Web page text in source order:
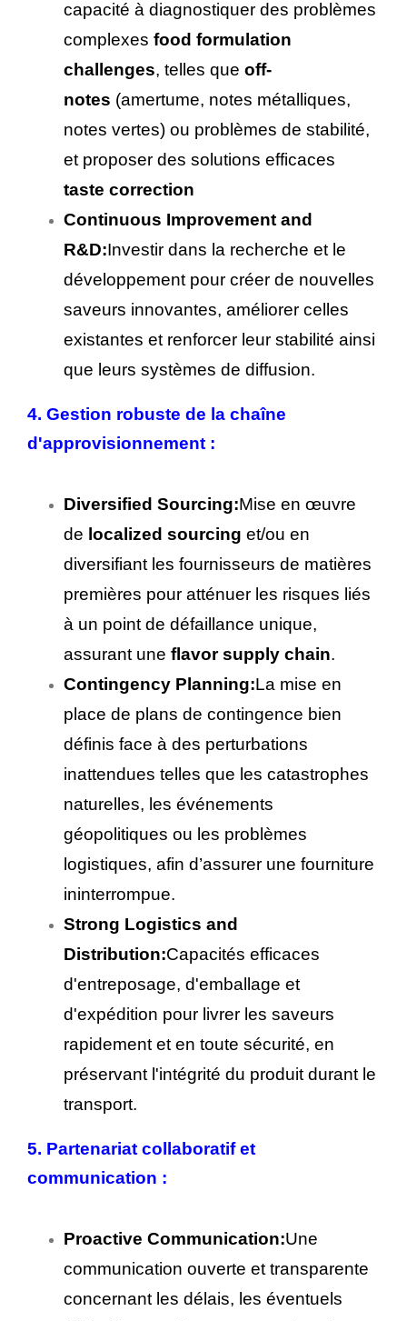
capacité à diagnostiquer des problèmes
complexes food formulation
challenges, telles que off-
notes (amertume, notes métalliques,
notes vertes) ou problèmes de stabilité,
et proposer des solutions efficaces
taste correction
Continuous Improvement and
R&D:Investir dans la recherche et le
développement pour créer de nouvelles
saveurs innovantes, améliorer celles
existantes et renforcer leur stabilité ainsi
que leurs systèmes de diffusion.
4. Gestion robuste de la chaîne
d'approvisionnement :
Diversified Sourcing:Mise en œuvre
de localized sourcing et/ou en
diversifiant les fournisseurs de matières
premières pour atténuer les risques liés
à un point de défaillance unique,
assurant une flavor supply chain.
Contingency Planning:La mise en
place de plans de contingence bien
définis face à des perturbations
inattendues telles que les catastrophes
naturelles, les événements
géopolitiques ou les problèmes
logistiques, afin d’assurer une fourniture
ininterrompue.
Strong Logistics and
Distribution:Capacités efficaces
d'entreposage, d'emballage et
d'expédition pour livrer les saveurs
rapidement et en toute sécurité, en
préservant l'intégrité du produit durant le
transport.
5. Partenariat collaboratif et
communication :
Proactive Communication:Une
communication ouverte et transparente
concernant les délais, les éventuels